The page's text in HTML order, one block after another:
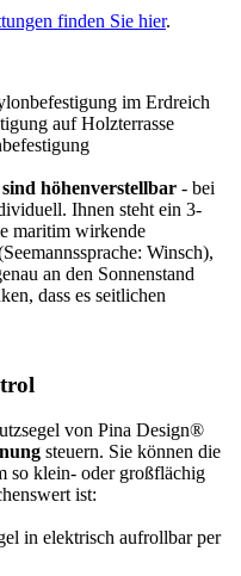
finden Sie hier.
höhenverstellbar - bei
Ihnen steht ein 3-
maritim wirkende
Winsch),
an den Sonnenstand
dass es seitlichen
von Pina Design®
steuern. Sie können die
so klein- oder großflächig
ist: